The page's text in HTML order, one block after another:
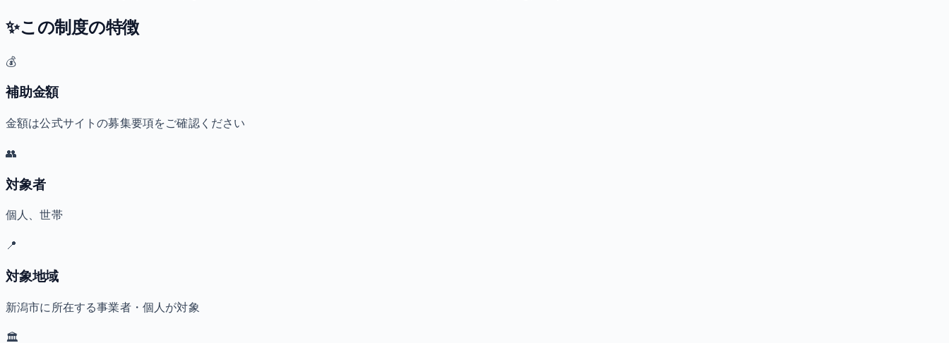
✨この制度の特徴
💰
補助金額
金額は公式サイトの募集要項をご確認ください
👥
対象者
個人、世帯
📍
対象地域
新潟市に所在する事業者・個人が対象
🏛️